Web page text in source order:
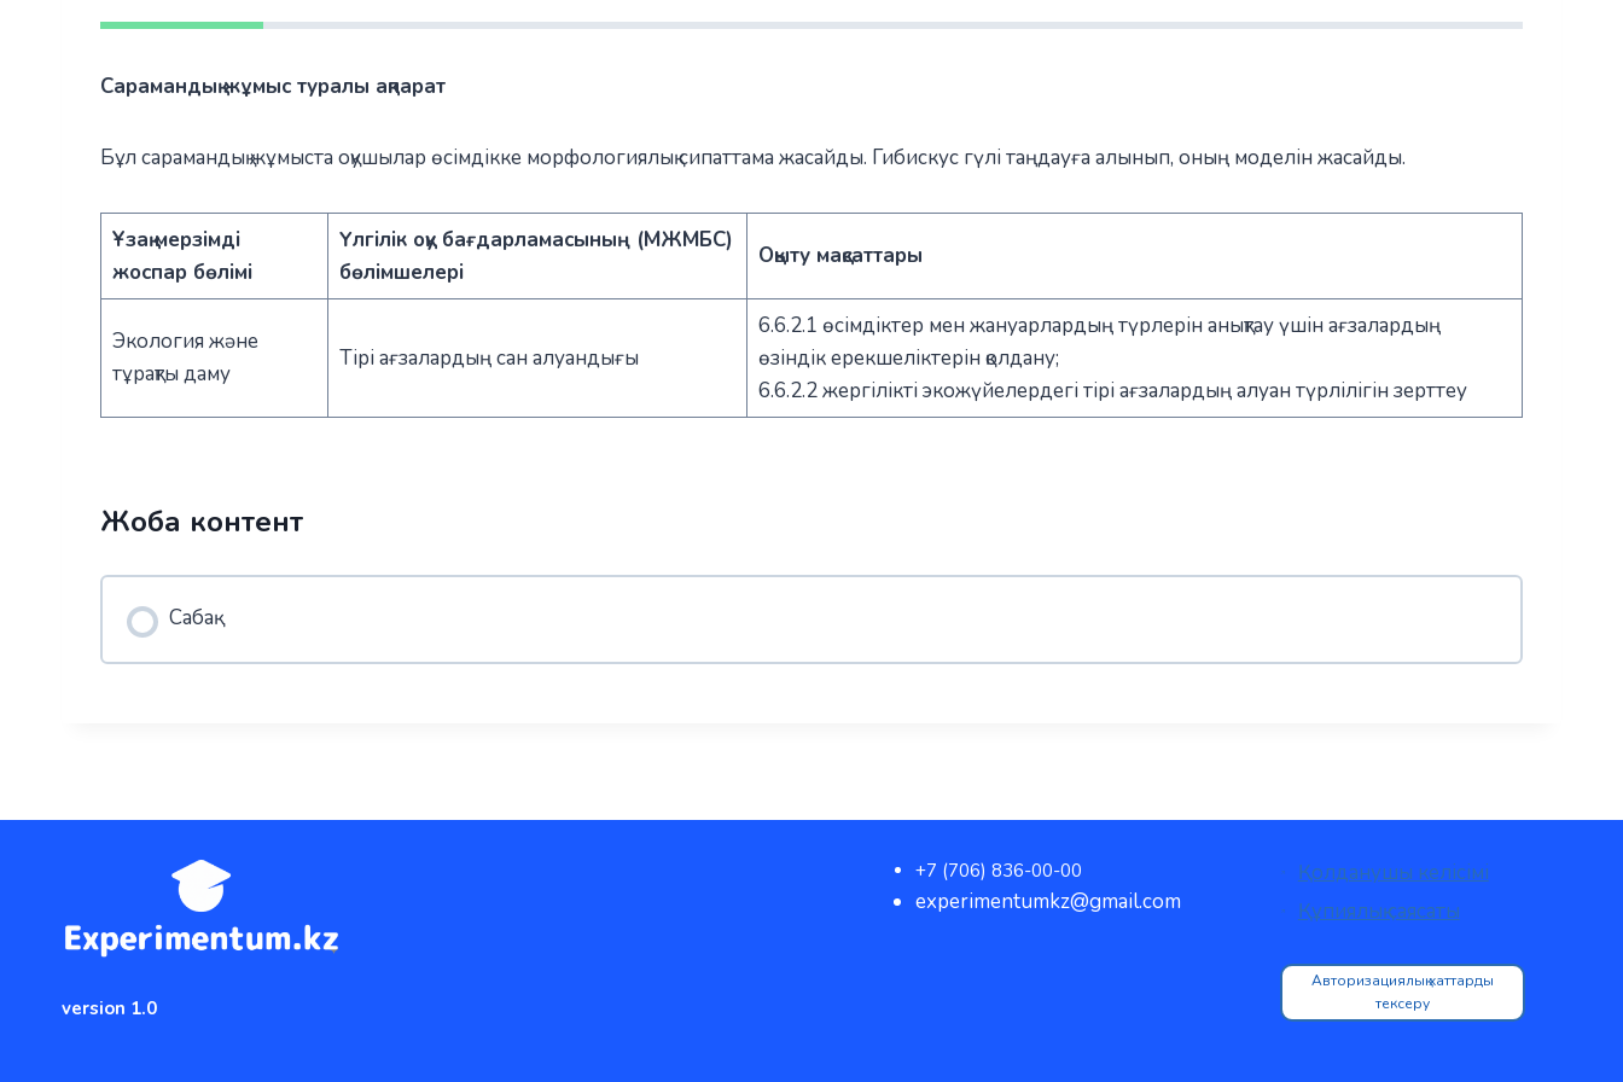
Сарамандық жұмыс туралы ақпарат
Бұл сарамандық жұмыста оқушылар өсімдікке морфологиялық сипаттама жасайды. Гибискус гүлі таңдауға алынып, оның моделін жасайды.
Ұзақ мерзімді
жоспар бөлімі
Үлгілік оқу бағдарламасының (МЖМБС)
бөлімшелері
Оқыту мақсаттары
Экология және
тұрақты даму
Тірі ағзалардың сан алуандығы
6.6.2.1 өсімдіктер мен жануарлардың түрлерін анықтау үшін ағзалардың
өзіндік ерекшеліктерін қолдану;
6.6.2.2 жергілікті экожүйелердегі тірі ағзалардың алуан түрлілігін зерттеу
Жоба контент
Сабақ
version 1.0
+7 (706) 836-00-00
experimentumkz@gmail.com
Қолданушы келісімі
Құпиялық саясаты
Авторизациялық хаттарды
тексеру